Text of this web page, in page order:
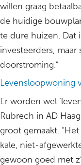
willen graag
de huidige
te dure huizen. Dat
investeerders,
doorstroming.”
Levensloopwoning
Er worden wel
Rubrech in AD
groot gemaakt.
kale, niet-
gewoon goed met